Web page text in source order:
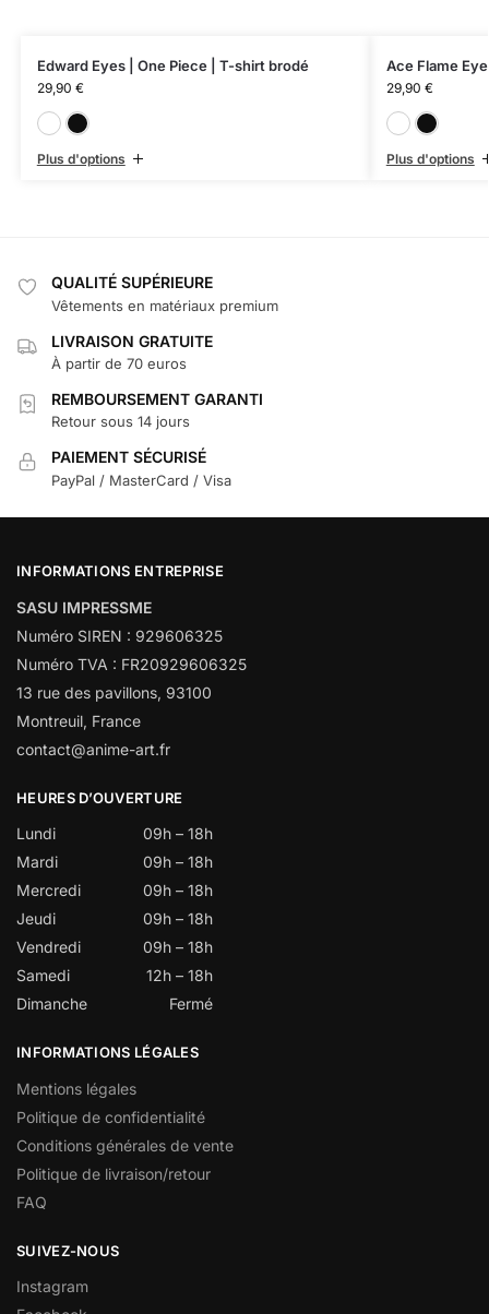
Edward Eyes | One Piece | T-shirt brodé
29,90 €
Plus d'options
Ace Flame
29,90 €
Plus d'options
QUALITÉ SUPÉRIEURE
Vêtements en matériaux premium
LIVRAISON GRATUITE
À partir de 70 euros
REMBOURSEMENT GARANTI
Retour sous 14 jours
PAIEMENT SÉCURISÉ
PayPal / MasterCard / Visa
INFORMATIONS ENTREPRISE
SASU IMPRESSME
Numéro SIREN : 929606325
Numéro TVA : FR20929606325
13 rue des pavillons, 93100
Montreuil, France
contact@anime-art.fr
HEURES D’OUVERTURE
Lundi
09h – 18h
Mardi
09h – 18h
Mercredi
09h – 18h
Jeudi
09h – 18h
Vendredi
09h – 18h
Samedi
12h – 18h
Dimanche
Fermé
INFORMATIONS LÉGALES
Mentions légales
Politique de confidentialité
Conditions générales de vente
Politique de livraison/retour
FAQ
SUIVEZ-NOUS
Instagram